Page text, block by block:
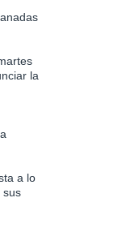
la
a lo
sus